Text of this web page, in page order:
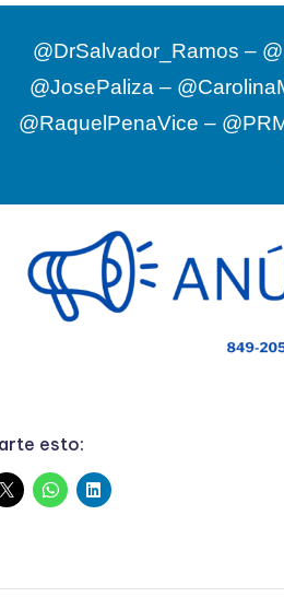
@DrSalvador_Ramos –
@JosePaliza –
@RaquelPenaVice –
esto: